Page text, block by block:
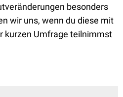
besonders
wir uns, wenn du diese mit
kurzen Umfrage teilnimmst